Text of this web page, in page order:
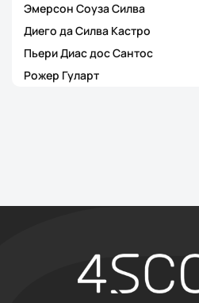
Эмерсон Соуза Силва
Диего да Силва Кастро
Пьери Диас дос Сантос
Рожер Гуларт